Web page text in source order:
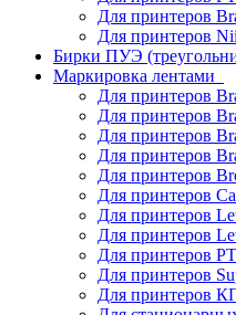
Для принтеров
Для принтеров
Бирки ПУЭ
Маркировка лентами
Для принтеров
Для принтеров
Для принтеров
Для принтеров
Для принтеров
Для принтеров
Для принтеров
Для принтеров
Для принтеров
Для принтеров
Для принтеров